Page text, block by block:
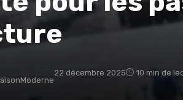
22 décembre 2025 10 min de